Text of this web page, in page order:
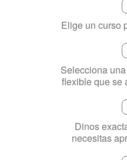
Elige un curso
Selecciona
flexible que se
Dinos
necesitas